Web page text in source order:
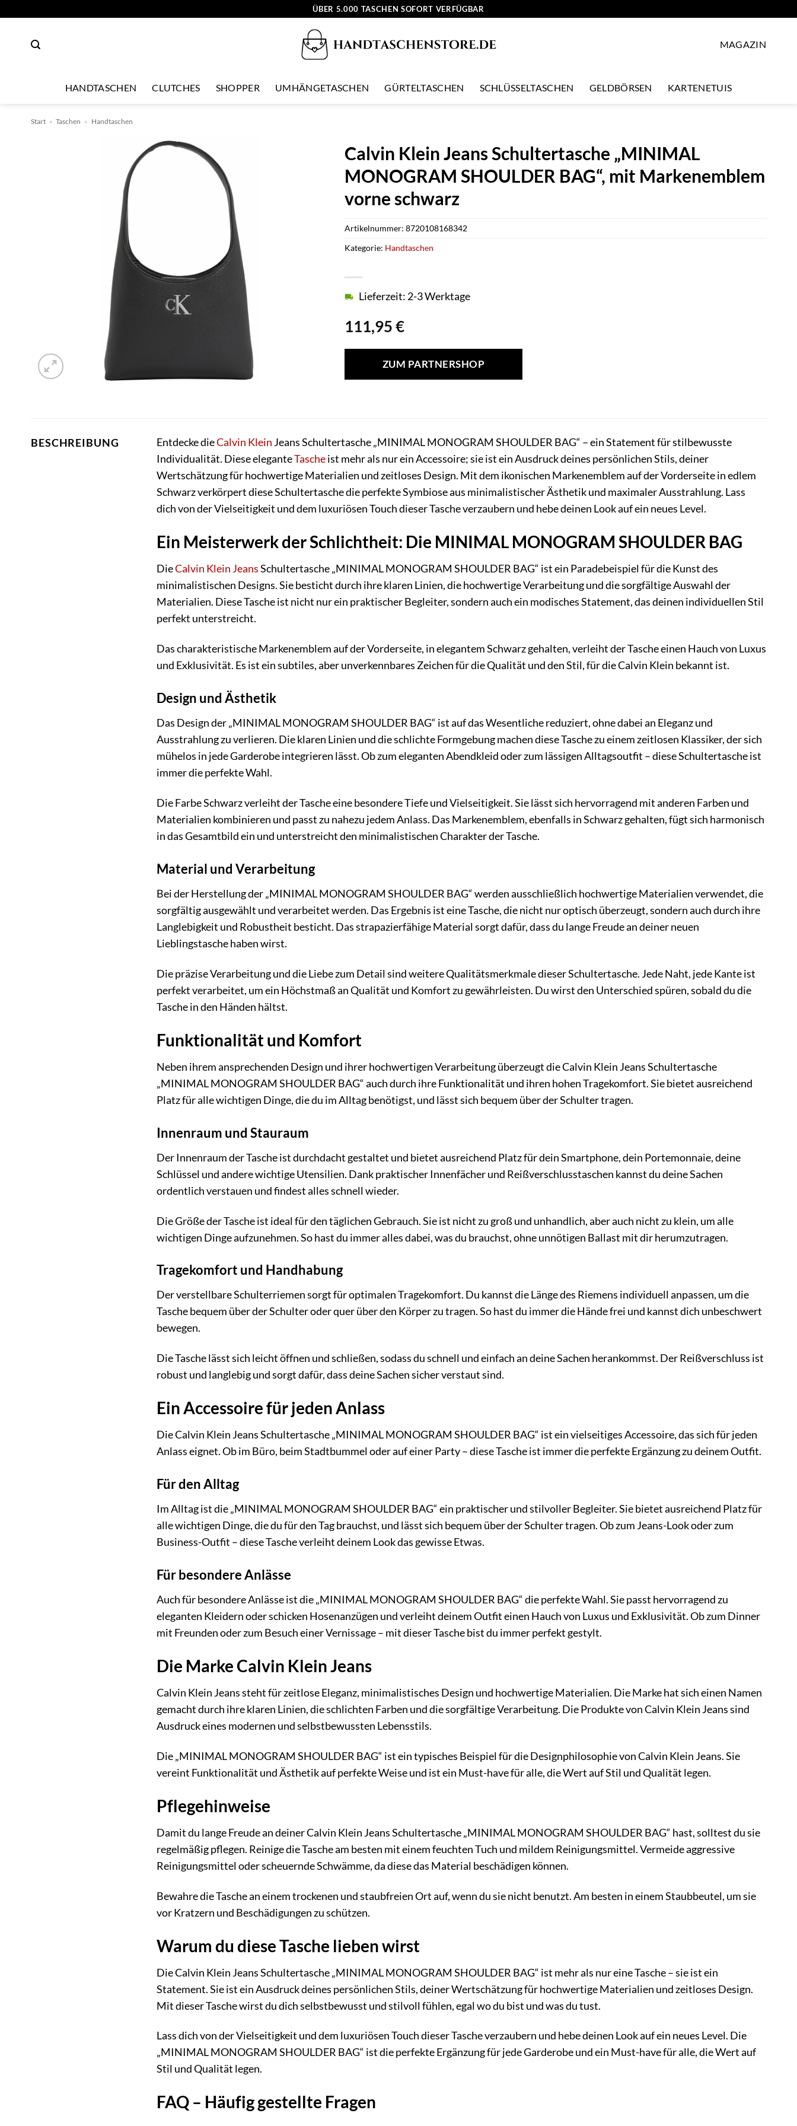
springen
ÜBER 5.000 TASCHEN SOFORT VERFÜGBAR
MAGAZIN
HANDTASCHEN CLUTCHES SHOPPER UMHÄNGETASCHEN GÜRTELTASCHEN SCHLÜSSELTASCHEN GELDBÖRSEN KARTENETUIS
Start » Taschen » Handtaschen
Calvin Klein Jeans Schultertasche „MINIMAL
MONOGRAM SHOULDER BAG“, mit Markenemblem
vorne schwarz
111,95€
Lieferzeit: 2-3 Werktage
ZUM PARTNERSHOP
Artikelnummer:8720108168342
Kategorie: Handtaschen
BESCHREIBUNG Entdecke dieCalvin KleinJeans Schultertasche „MINIMAL MONOGRAM SHOULDER BAG“ – ein Statement für stilbewusste
Individualität. Diese eleganteTascheist mehr als nur ein Accessoire; sie ist ein Ausdruck deines persönlichen Stils, deiner
Wertschätzung für hochwertige Materialien und zeitloses Design. Mit dem ikonischen Markenemblem auf der Vorderseite in edlem
Schwarz verkörpert diese Schultertasche die perfekte Symbiose aus minimalistischer Ästhetik und maximaler Ausstrahlung. Lass
dich von der Vielseitigkeit und dem luxuriösen Touch dieser Tasche verzaubern und hebe deinen Look auf ein neues Level.
Ein Meisterwerk der Schlichtheit: Die MINIMAL MONOGRAM SHOULDER BAG
DieCalvin Klein JeansSchultertasche „MINIMAL MONOGRAM SHOULDER BAG“ ist ein Paradebeispiel für die Kunst des
minimalistischen Designs. Sie besticht durch ihre klaren Linien, die hochwertige Verarbeitung und die sorgfältige Auswahl der
Materialien. Diese Tasche ist nicht nur ein praktischer Begleiter, sondern auch ein modisches Statement, das deinen individuellen Stil
perfekt unterstreicht.
Das charakteristische Markenemblem auf der Vorderseite, in elegantem Schwarz gehalten, verleiht der Tasche einen Hauch von Luxus
und Exklusivität. Es ist ein subtiles, aber unverkennbares Zeichen für die Qualität und den Stil, für die Calvin Klein bekannt ist.
Design und Ästhetik
Das Design der „MINIMAL MONOGRAM SHOULDER BAG“ ist auf das Wesentliche reduziert, ohne dabei an Eleganz und
Ausstrahlung zu verlieren. Die klaren Linien und die schlichte Formgebung machen diese Tasche zu einem zeitlosen Klassiker, der sich
mühelos in jede Garderobe integrieren lässt. Ob zum eleganten Abendkleid oder zum lässigen Alltagsoutfit – diese Schultertasche ist
immer die perfekte Wahl.
Die Farbe Schwarz verleiht der Tasche eine besondere Tiefe und Vielseitigkeit. Sie lässt sich hervorragend mit anderen Farben und
Materialien kombinieren und passt zu nahezu jedem Anlass. Das Markenemblem, ebenfalls in Schwarz gehalten, fügt sich harmonisch
in das Gesamtbild ein und unterstreicht den minimalistischen Charakter der Tasche.
Material und Verarbeitung
Bei der Herstellung der „MINIMAL MONOGRAM SHOULDER BAG“ werden ausschließlich hochwertige Materialien verwendet, die
sorgfältig ausgewählt und verarbeitet werden. Das Ergebnis ist eine Tasche, die nicht nur optisch überzeugt, sondern auch durch ihre
Langlebigkeit und Robustheit besticht. Das strapazierfähige Material sorgt dafür, dass du lange Freude an deiner neuen
Lieblingstasche haben wirst.
Die präzise Verarbeitung und die Liebe zum Detail sind weitere Qualitätsmerkmale dieser Schultertasche. Jede Naht, jede Kante ist
perfekt verarbeitet, um ein Höchstmaß an Qualität und Komfort zu gewährleisten. Du wirst den Unterschied spüren, sobald du die
Tasche in den Händen hältst.
Funktionalität und Komfort
Neben ihrem ansprechenden Design und ihrer hochwertigen Verarbeitung überzeugt die Calvin Klein Jeans Schultertasche
„MINIMAL MONOGRAM SHOULDER BAG“ auch durch ihre Funktionalität und ihren hohen Tragekomfort. Sie bietet ausreichend
Platz für alle wichtigen Dinge, die du im Alltag benötigst, und lässt sich bequem über der Schulter tragen.
Innenraum und Stauraum
Der Innenraum der Tasche ist durchdacht gestaltet und bietet ausreichend Platz für dein Smartphone, dein Portemonnaie, deine
Schlüssel und andere wichtige Utensilien. Dank praktischer Innenfächer und Reißverschlusstaschen kannst du deine Sachen
ordentlich verstauen und findest alles schnell wieder.
Die Größe der Tasche ist ideal für den täglichen Gebrauch. Sie ist nicht zu groß und unhandlich, aber auch nicht zu klein, um alle
wichtigen Dinge aufzunehmen. So hast du immer alles dabei, was du brauchst, ohne unnötigen Ballast mit dir herumzutragen.
Tragekomfort und Handhabung
Der verstellbare Schulterriemen sorgt für optimalen Tragekomfort. Du kannst die Länge des Riemens individuell anpassen, um die
Tasche bequem über der Schulter oder quer über den Körper zu tragen. So hast du immer die Hände frei und kannst dich unbeschwert
bewegen.
Die Tasche lässt sich leicht öffnen und schließen, sodass du schnell und einfach an deine Sachen herankommst. Der Reißverschluss ist
robust und langlebig und sorgt dafür, dass deine Sachen sicher verstaut sind.
Ein Accessoire für jeden Anlass
Die Calvin Klein Jeans Schultertasche „MINIMAL MONOGRAM SHOULDER BAG“ ist ein vielseitiges Accessoire, das sich für jeden
Anlass eignet. Ob im Büro, beim Stadtbummel oder auf einer Party – diese Tasche ist immer die perfekte Ergänzung zu deinem Outfit.
Für den Alltag
Im Alltag ist die „MINIMAL MONOGRAM SHOULDER BAG“ ein praktischer und stilvoller Begleiter. Sie bietet ausreichend Platz für
alle wichtigen Dinge, die du für den Tag brauchst, und lässt sich bequem über der Schulter tragen. Ob zum Jeans-Look oder zum
Business-Outfit – diese Tasche verleiht deinem Look das gewisse Etwas.
Für besondere Anlässe
Auch für besondere Anlässe ist die „MINIMAL MONOGRAM SHOULDER BAG“ die perfekte Wahl. Sie passt hervorragend zu
eleganten Kleidern oder schicken Hosenanzügen und verleiht deinem Outfit einen Hauch von Luxus und Exklusivität. Ob zum Dinner
mit Freunden oder zum Besuch einer Vernissage – mit dieser Tasche bist du immer perfekt gestylt.
Die Marke Calvin Klein Jeans
Calvin Klein Jeans steht für zeitlose Eleganz, minimalistisches Design und hochwertige Materialien. Die Marke hat sich einen Namen
gemacht durch ihre klaren Linien, die schlichten Farben und die sorgfältige Verarbeitung. Die Produkte von Calvin Klein Jeans sind
Ausdruck eines modernen und selbstbewussten Lebensstils.
Die „MINIMAL MONOGRAM SHOULDER BAG“ ist ein typisches Beispiel für die Designphilosophie von Calvin Klein Jeans. Sie
vereint Funktionalität und Ästhetik auf perfekte Weise und ist ein Must-have für alle, die Wert auf Stil und Qualität legen.
Pflegehinweise
Damit du lange Freude an deiner Calvin Klein Jeans Schultertasche „MINIMAL MONOGRAM SHOULDER BAG“ hast, solltest du sie
regelmäßig pflegen. Reinige die Tasche am besten mit einem feuchten Tuch und mildem Reinigungsmittel. Vermeide aggressive
Reinigungsmittel oder scheuernde Schwämme, da diese das Material beschädigen können.
Bewahre die Tasche an einem trockenen und staubfreien Ort auf, wenn du sie nicht benutzt. Am besten in einem Staubbeutel, um sie
vor Kratzern und Beschädigungen zu schützen.
Warum du diese Tasche lieben wirst
Die Calvin Klein Jeans Schultertasche „MINIMAL MONOGRAM SHOULDER BAG“ ist mehr als nur eine Tasche – sie ist ein
Statement. Sie ist ein Ausdruck deines persönlichen Stils, deiner Wertschätzung für hochwertige Materialien und zeitloses Design.
Mit dieser Tasche wirst du dich selbstbewusst und stilvoll fühlen, egal wo du bist und was du tust.
Lass dich von der Vielseitigkeit und dem luxuriösen Touch dieser Tasche verzaubern und hebe deinen Look auf ein neues Level. Die
„MINIMAL MONOGRAM SHOULDER BAG“ ist die perfekte Ergänzung für jede Garderobe und ein Must-have für alle, die Wert auf
Stil und Qualität legen.
FAQ – Häufig gestellte Fragen